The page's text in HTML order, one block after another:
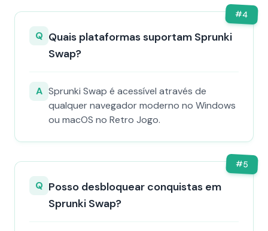
#4
Q Quais plataformas suportam Sprunki
Swap?
A Sprunki Swap é acessível através de
qualquer navegador moderno no Windows
ou macOS no Retro Jogo.
#5
Q Posso desbloquear conquistas em
Sprunki Swap?